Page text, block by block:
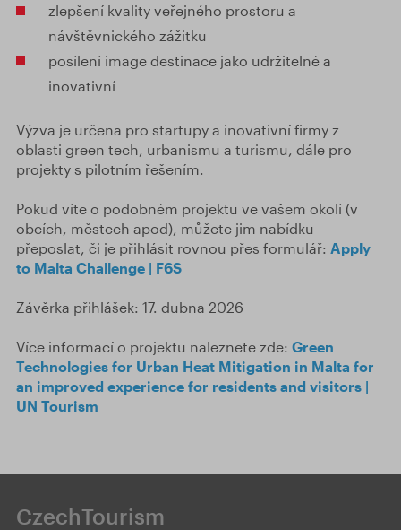
zlepšení kvality veřejného prostoru a
návštěvnického zážitku
posílení image destinace jako udržitelné a
inovativní
Výzva je určena pro startupy a inovativní firmy z
oblasti green tech, urbanismu a turismu, dále pro
projekty s pilotním řešením.
Pokud víte o podobném projektu ve vašem okolí (v
obcích, městech apod), můžete jim nabídku
přeposlat, či je přihlásit rovnou přes formulář: Apply
to Malta Challenge | F6S
Závěrka přihlášek: 17. dubna 2026
Více informací o projektu naleznete zde: Green
Technologies for Urban Heat Mitigation in Malta for
an improved experience for residents and visitors |
UN Tourism
CzechTourism